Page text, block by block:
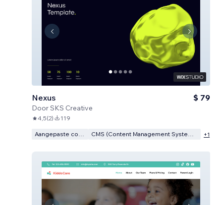
Nexus
DoorSKS Creative
$ 79
4,5(2) 119
Aangepaste code CMS (Content Management Systeem) +1